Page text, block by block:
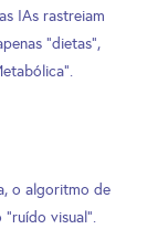
IAs rastreiam
“dietas”,
o algoritmo de
visual”.